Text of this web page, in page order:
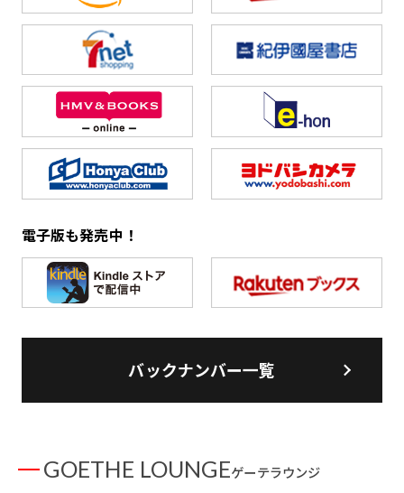
電子版も発売中！
バックナンバー一覧
GOETHE LOUNGEゲーテラウンジ